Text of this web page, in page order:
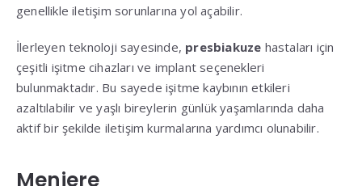
genellikle iletişim sorunlarına yol açabilir.
İlerleyen teknoloji sayesinde, presbiakuze hastaları için
çeşitli işitme cihazları ve implant seçenekleri
bulunmaktadır. Bu sayede işitme kaybının etkileri
azaltılabilir ve yaşlı bireylerin günlük yaşamlarında daha
aktif bir şekilde iletişim kurmalarına yardımcı olunabilir.
Meniere